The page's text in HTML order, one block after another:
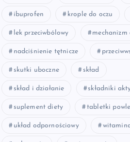
ibuprofen krople do oczu
lek przeciwbólowy mechanizm
nadciśnienie tętnicze
skutki uboczne skład
skład i działanie składniki
suplement diety tabletki
układ odpornościowy